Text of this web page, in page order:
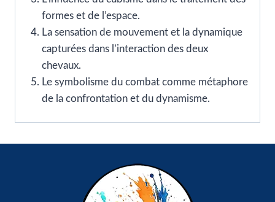
formes et de l’espace.
La sensation de mouvement et la dynamique
capturées dans l’interaction des deux
chevaux.
Le symbolisme du combat comme métaphore
de la confrontation et du dynamisme.